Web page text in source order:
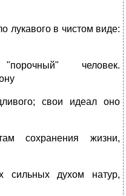
лукавого в чистом виде:
человек.
свои идеал оно
сохранения жизни,
сильных духом натур,